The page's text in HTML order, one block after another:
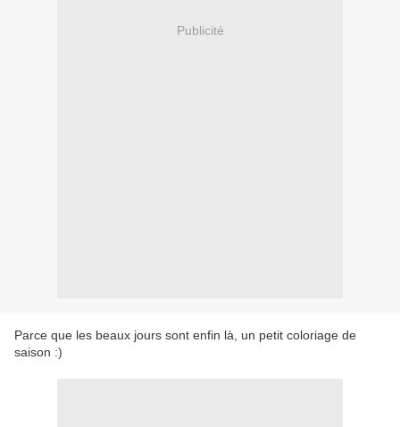
Publicité
Parce que les beaux jours sont enfin là, un petit coloriage de
saison :)